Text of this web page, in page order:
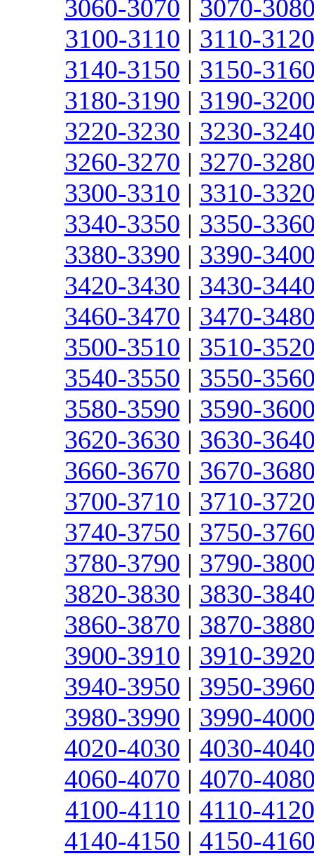
3060-3070
3070-
3100-3110 | 3110-3120
3140-3150 | 3150-
3180-3190 | 3190-
3220-3230 | 3230-
3260-3270 | 3270-
3300-3310 | 3310-
3340-3350 | 3350-
3380-3390 | 3390-
3420-3430 | 3430-
3460-3470 | 3470-
3500-3510 | 3510-
3540-3550 | 3550-
3580-3590 | 3590-
3620-3630 | 3630-
3660-3670 | 3670-
3700-3710 | 3710-
3740-3750 | 3750-
3780-3790 | 3790-
3820-3830 | 3830-
3860-3870 | 3870-
3900-3910 | 3910-
3940-3950 | 3950-
3980-3990 | 3990-
4020-4030 | 4030-
4060-4070 | 4070-
4100-4110 | 4110-4120
4140-4150 | 4150-